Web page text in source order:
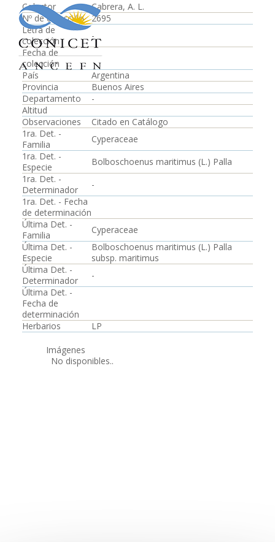
Colector
Cabrera, A. L.
Nº de colección
2695
Letra de
colección
-
Fecha de
colección
País
Argentina
Provincia
Buenos Aires
Departamento
-
Altitud
Observaciones
Citado en Catálogo
1ra. Det. -
Familia
Cyperaceae
1ra. Det. -
Especie
Bolboschoenus maritimus (L.) Palla
1ra. Det. -
Determinador
-
1ra. Det. - Fecha
de determinación
Última Det. -
Familia
Cyperaceae
Última Det. -
Especie
Bolboschoenus maritimus (L.) Palla
subsp. maritimus
Última Det. -
Determinador
-
Última Det. -
Fecha de
determinación
Herbarios
LP
Imágenes
No disponibles..